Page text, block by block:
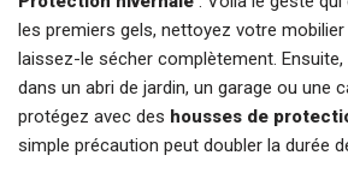
les premiers gels, nettoyez votre
laissez-le sécher complètement.
dans un abri de jardin, un garage ou une
protégez avec des housses de
simple précaution peut doubler la durée